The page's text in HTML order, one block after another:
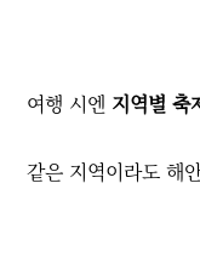
여행 시엔 지역별 축
같은 지역이라도 해